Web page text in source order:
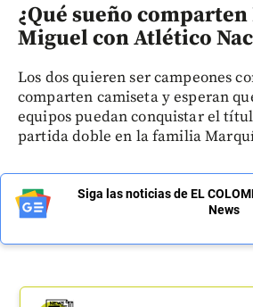
¿Qué sueño
Miguel con Atlético
Los dos quieren ser campeones
comparten camiseta y esperan
equipos puedan conquistar el
partida doble en la familia
Siga las noticias de EL
News